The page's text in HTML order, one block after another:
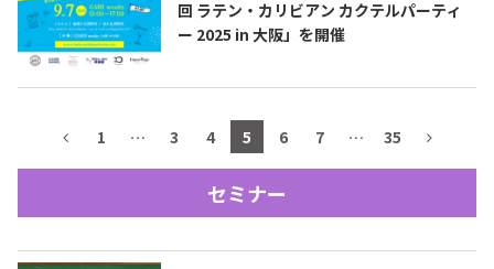
メキシコ旅行
メキシコの記念日 Events of Mexico
トピックス一覧 イベント一覧
回 ラテン・カリビアン カクテルパーティ
ー 2025 in 大阪」を開催
1 … 3 4 5 6 7 … 35
セミナー